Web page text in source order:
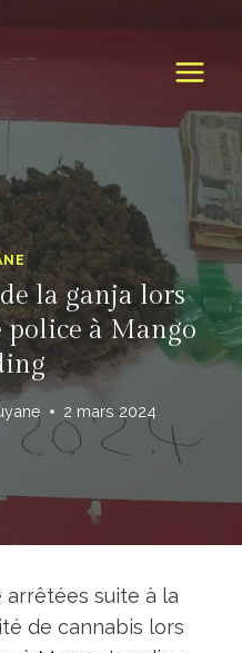
la ganja lors
police à Mango
2 mars 2024
suite à la
de cannabis lors